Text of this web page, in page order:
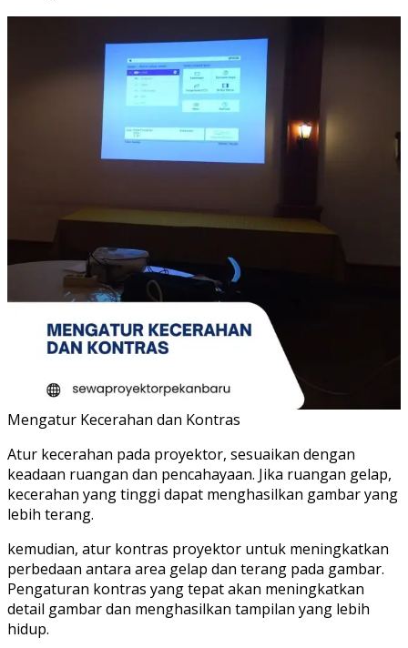
Mengatur Kecerahan dan Kontras
Atur kecerahan pada proyektor, sesuaikan dengan
keadaan ruangan dan pencahayaan. Jika ruangan gelap,
kecerahan yang tinggi dapat menghasilkan gambar yang
lebih terang.
kemudian, atur kontras proyektor untuk meningkatkan
perbedaan antara area gelap dan terang pada gambar.
Pengaturan kontras yang tepat akan meningkatkan
detail gambar dan menghasilkan tampilan yang lebih
hidup.